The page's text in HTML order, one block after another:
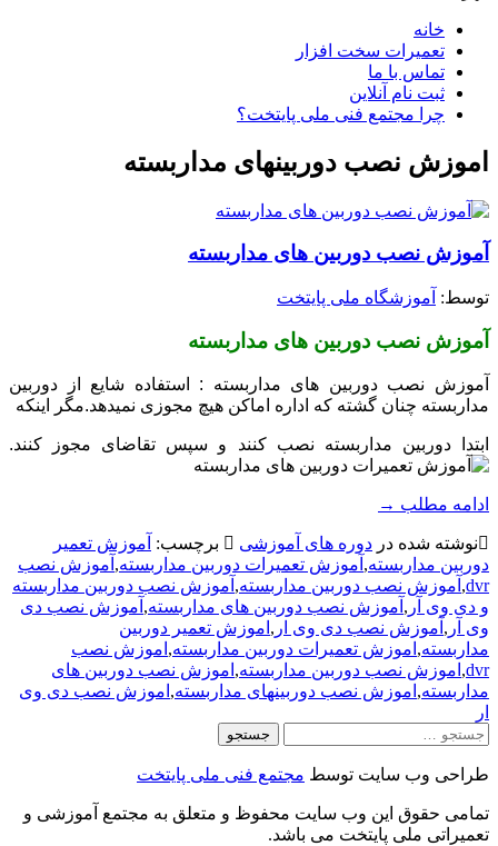
خانه
تعمیرات سخت افزار
تماس با ما
ثبت نام آنلاین
چرا مجتمع فنی ملی پایتخت؟
اموزش نصب دوربینهای مداربسته
آموزش نصب دوربین های مداربسته
توسط: ‪ آموزشگاه ملی پایتخت
آموزش نصب دوربین های مداربسته
آموزش نصب دوربین های مداربسته : استفاده شایع از دوربین
مداربسته چنان گشته که اداره اماکن هیچ مجوزی نمیدهد.مگر اینکه
ابتدا دوربین مداربسته نصب کنند و سپس تقاضای مجوز کنند.
ادامه مطلب →
نوشته شده در دوره های آموزشی برچسب: آموزش تعمیر
دوربین مداربسته, آموزش تعمیرات دوربین مداربسته, آموزش نصب
dvr
, آموزش نصب دوربین مداربسته, آموزش نصب دوربین مداربسته
و دی وی آر , آموزش نصب دوربین های مداربسته, آموزش نصب دی
وی آر , آموزش نصب دی وی ار , اموزش تعمیر دوربین
مداربسته, اموزش تعمیرات دوربین مداربسته, اموزش نصب
dvr
, اموزش نصب دوربین مداربسته, اموزش نصب دوربین های
مداربسته, اموزش نصب دوربینهای مداربسته, اموزش نصب دی وی
ار
جستجو
طراحی وب سایت توسط مجتمع فنی ملی پایتخت
تمامی حقوق این وب سایت محفوظ و متعلق به مجتمع آموزشی و
تعمیراتی ملی پایتخت می باشد.